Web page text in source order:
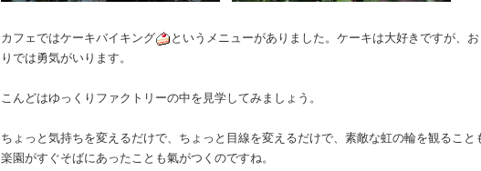
カフェではケーキバイキング
というメニューがありました。ケーキは大好きですが、お
りでは勇気がいります。
こんどはゆっくりファクトリーの中を見学してみましょう。
ちょっと気持ちを変えるだけで、ちょっと目線を変えるだけで、素敵な虹の輪を観ること
楽園がすぐそばにあったことも氣がつくのですね。